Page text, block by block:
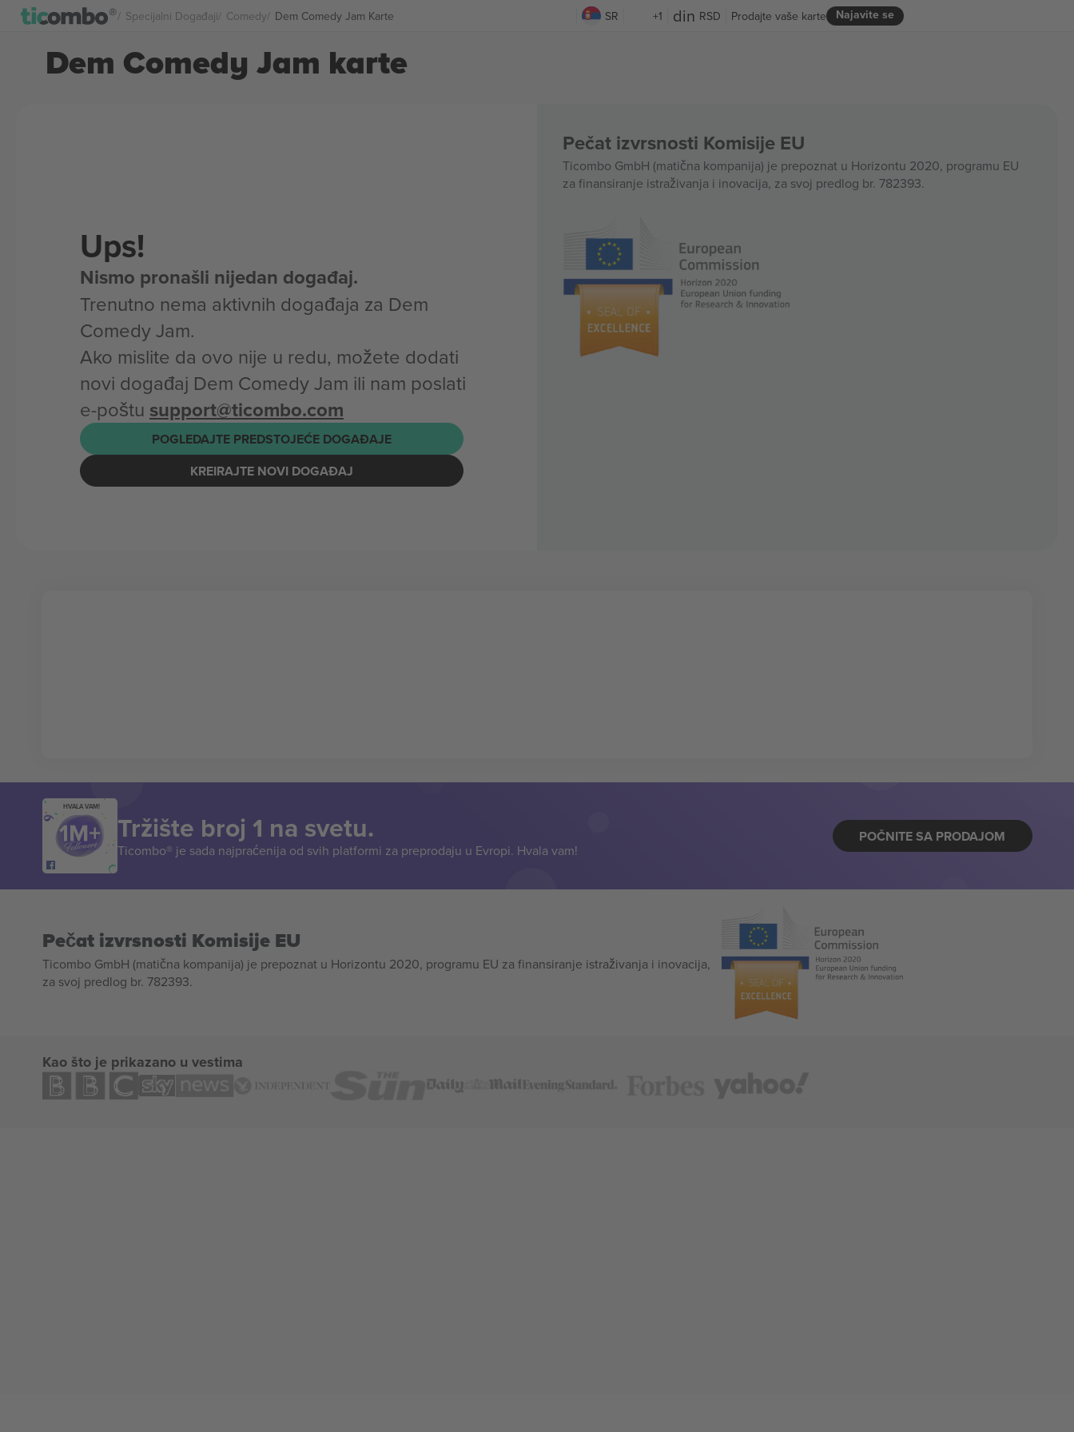
Specijalni Događaji Comedy Dem Comedy Jam Karte SR +1 RSD Najavite se
Prodajte vaše karte
Dem Comedy Jam karte
Ups!
Nismo pronašli nijedan događaj.
Trenutno nema aktivnih događaja za Dem
Comedy Jam.
Ako mislite da ovo nije u redu, možete dodati
novi događaj Dem Comedy Jam ili nam poslati
e-poštu support@ticombo.com
POGLEDAJTE PREDSTOJEĆE DOGAĐAJE
KREIRAJTE NOVI DOGAĐAJ
Pečat izvrsnosti Komisije EU
Ticombo GmbH (matična kompanija) je prepoznat u Horizontu 2020, programu EU
za finansiranje istraživanja i inovacija, za svoj predlog br. 782393.
HVALA VAM!
Tržište broj 1 na svetu.
Ticombo® je sada najpraćenija od svih platformi za preprodaju u Evropi. Hvala vam!
POČNITE SA PRODAJOM
Pečat izvrsnosti Komisije EU
Ticombo GmbH (matična kompanija) je prepoznat u Horizontu 2020, programu EU za finansiranje istraživanja i inovacija,
za svoj predlog br. 782393.
Kao što je prikazano u vestima